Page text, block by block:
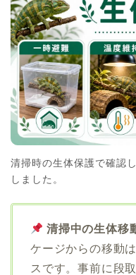
清掃時の生体保護で確認
しました。
清掃中の生体移
ケージからの移動
スです。事前に段